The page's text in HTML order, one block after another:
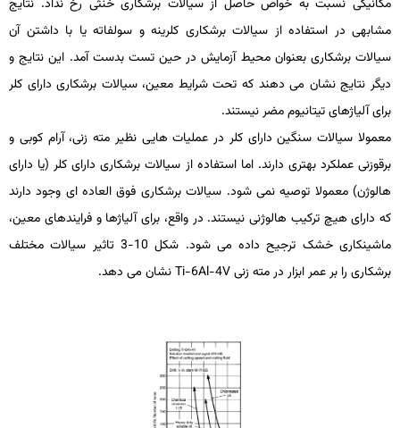
مکانیکی نسبت به خواص حاصل از سیالات برشکاری خنثی رخ نداد. نتایج
مشابهی در استفاده از سیالات برشکاری کلرینه و سولفاته یا با داشتن آن
سیالات برشکاری بعنوان محیط آزمایش در حین تست بدست آمد. این نتایج و
دیگر نتایج نشان می­ دهند که تحت شرایط معین، سیالات برشکاری دارای کلر
برای آلیاژهای تیتانیوم مضر نیستند.
معمولا سیالات سنگین دارای کلر در عملیات­ هایی نظیر مته ­زنی، آرام­ کوبی و
برقوزنی عملکرد بهتری دارند. اما استفاده از سیالات برشکاری دارای کلر (یا دارای
هالوژن) معمولا توصیه نمی ­شود. سیالات برشکاری فوق­ العاده­ ای وجود دارند
که دارای هیچ ترکیب هالوژنی نیستند. در واقع، برای آلیاژها و فرایندهای معین،
ماشین­کاری خشک ترجیح داده می­ شود. شکل 10-3 تاثیر سیالات مختلف
برشکاری را بر عمر ابزار در مته­ زنیTi-6Al-4Vنشان می­ دهد.